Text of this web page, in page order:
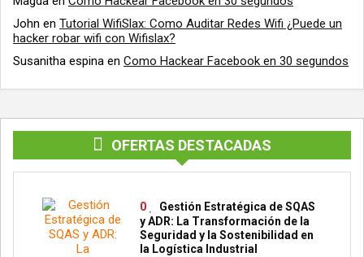
John en Tutorial WifiSlax: Como Auditar Redes Wifi ¿Puede un
hacker robar wifi con Wifislax?
Susanitha espina en Como Hackear Facebook en 30 segundos
OFERTAS DESTACADAS
0
Gestión Estratégica de SQAS
y ADR: La Transformación de la
Seguridad y la Sostenibilidad en
la Logística Industrial